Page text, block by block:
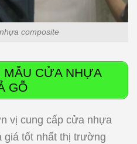
composite
MẪU CỬA NHỰA
GỖ
vị cung cấp cửa nhựa
giá tốt nhất thị trường